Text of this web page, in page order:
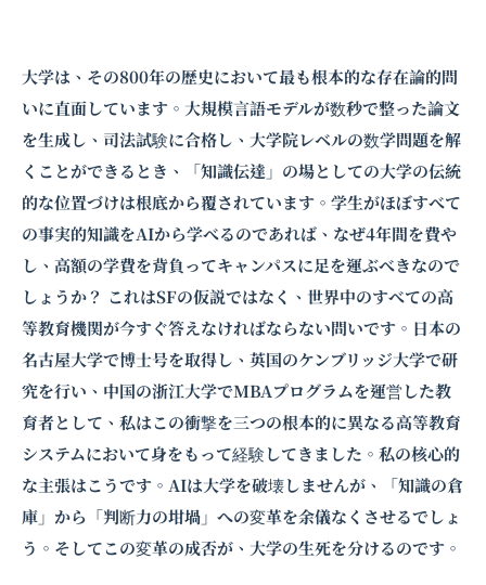
大学は、その800年の歴史において最も根本的な存在論的問
いに直面しています。大規模言語モデルが数秒で整った論文
を生成し、司法試験に合格し、大学院レベルの数学問題を解
くことができるとき、「知識伝達」の場としての大学の伝統
的な位置づけは根底から覆されています。学生がほぼすべて
の事実的知識をAIから学べるのであれば、なぜ4年間を費や
し、高額の学費を背負ってキャンパスに足を運ぶべきなので
しょうか？ これはSFの仮説ではなく、世界中のすべての高
等教育機関が今すぐ答えなければならない問いです。日本の
名古屋大学で博士号を取得し、英国のケンブリッジ大学で研
究を行い、中国の浙江大学でMBAプログラムを運営した教
育者として、私はこの衝撃を三つの根本的に異なる高等教育
システムにおいて身をもって経験してきました。私の核心的
な主張はこうです。AIは大学を破壊しませんが、「知識の倉
庫」から「判断力の坩堝」への変革を余儀なくさせるでしょ
う。そしてこの変革の成否が、大学の生死を分けるのです。